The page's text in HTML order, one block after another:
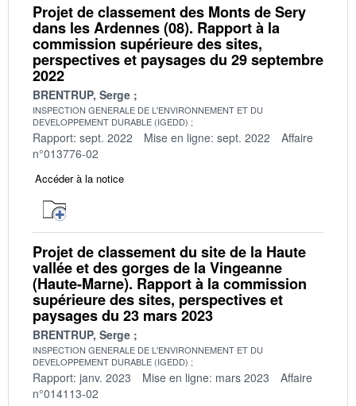
Projet de classement des Monts de Sery
dans les Ardennes (08). Rapport à la
commission supérieure des sites,
perspectives et paysages du 29 septembre
2022
BRENTRUP, Serge
INSPECTION GENERALE DE L'ENVIRONNEMENT ET DU
DEVELOPPEMENT DURABLE (IGEDD)
Rapport: sept. 2022 Mise en ligne: sept. 2022
Affaire
n°013776-02
Accéder à la notice
Projet de classement du site de la Haute
vallée et des gorges de la Vingeanne
(Haute-Marne). Rapport à la commission
supérieure des sites, perspectives et
paysages du 23 mars 2023
BRENTRUP, Serge
INSPECTION GENERALE DE L'ENVIRONNEMENT ET DU
DEVELOPPEMENT DURABLE (IGEDD)
Rapport: janv. 2023 Mise en ligne: mars 2023
Affaire
n°014113-02